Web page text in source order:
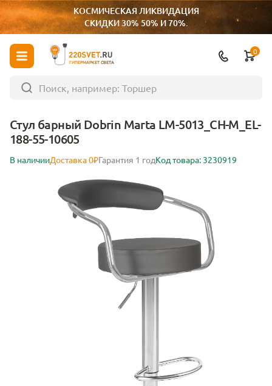
КОСМИЧЕСКАЯ ЛИКВИДАЦИЯ
СКИДКИ 30% 50% И 70%.
ГИПЕРМАРКЕТ СВЕТА
0
Стул барный Dobrin Marta LM-5013_CH-M_EL-
188-55-10605
В наличииДоставка 0₽Гарантия 1 годКод товара: 3230919